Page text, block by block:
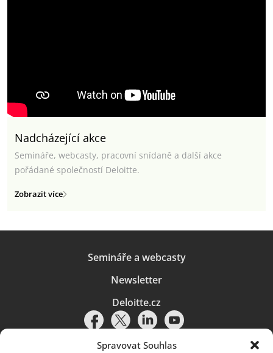
Spravovat Souhlas
Nadcházející akce
Semináře, webcasty, pracovní snídaně a další akce
pořádané společností Deloitte.
Zobrazit více
Semináře a webcasty
Newsletter
Deloitte.cz